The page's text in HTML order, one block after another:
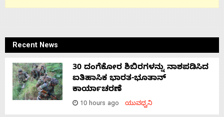
Recent News
30 ದಂಗೆಕೋರ ಶಿಬಿರಗಳನ್ನು ನಾಶಪಡಿಸಿದ
ಐತಿಹಾಸಿಕ ಭಾರತ-ಭೂತಾನ್
ಕಾರ್ಯಾಚರಣೆ
10 hours ago ಯುವಧ್ವನಿ